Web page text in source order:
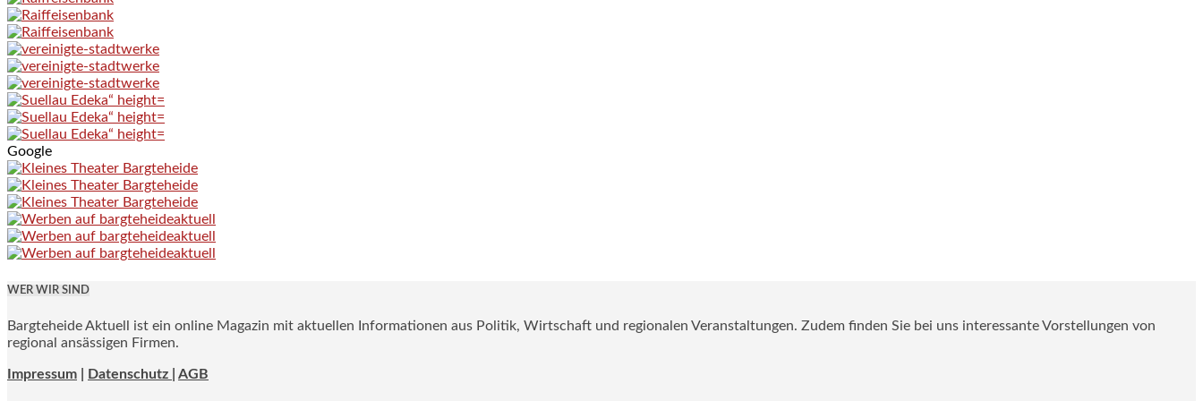
Google
WER WIR SIND
Bargteheide Aktuell ist ein online Magazin mit aktuellen Informationen aus Politik, Wirtschaft und regionalen Veranstaltungen. Zudem finden Sie bei uns interessante Vorstellungen von
regional ansässigen Firmen.
Impressum Datenschutz | AGB